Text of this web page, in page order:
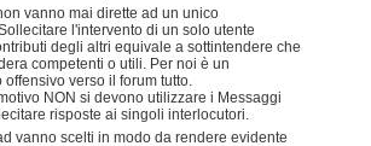
vanno mai dirette ad un unico
l'intervento di un solo utente
degli altri equivale a sottintendere che
competenti o utili. Per noi è un
verso il forum tutto.
NON si devono utilizzare i Messaggi
risposte ai singoli interlocutori.
vanno scelti in modo da rendere evidente